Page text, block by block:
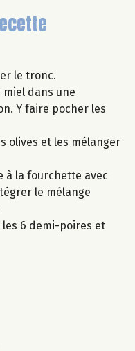
le tronc.
dans une
Y faire pocher les
olives et les mélanger
à la fourchette avec
le mélange
6 demi-poires et